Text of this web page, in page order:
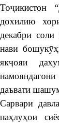
Тоҷикистон
дохилию
декабри
нави
якҷояи
даъвати
Сарвари
паҳлӯҳои